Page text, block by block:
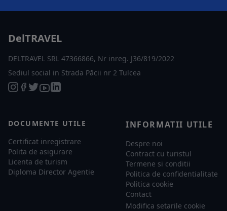
DelTRAVEL
DELTRAVEL SRL 47366866, Nr inreg. J36/819/2022
Sediul social in Strada Păcii nr 2 Tulcea
DOCUMENTE UTILE
Certificat inregistrare
Polita de asigurare
Licenta de turism
Diploma Director Agentie
INFORMATII UTILE
Despre noi
Contract cu turistul
Termene si conditii
Politica de confidentialitate
Politica cookie
Contact
Modifica setarile cookie